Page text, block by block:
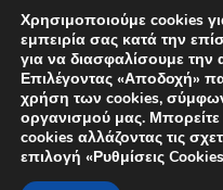
Χρησιμοποιούμε cookies
εμπειρία σας κατά την
για να διασφαλίσουμε την
Επιλέγοντας «Αποδοχή»
χρήση των cookies,
οργανισμού μας.
cookies αλλάζοντας τις
επιλογή «Ρυθμίσεις